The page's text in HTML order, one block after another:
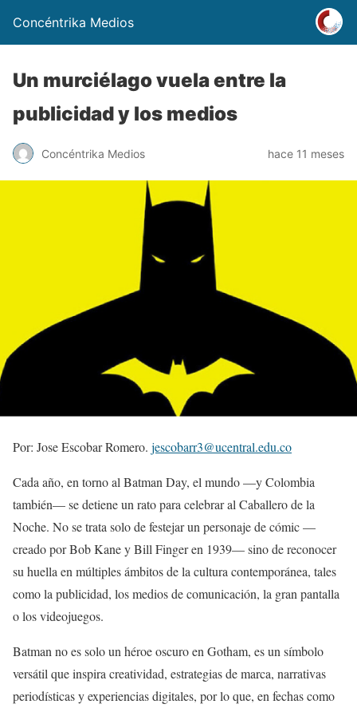
Concéntrika Medios
Un murciélago vuela entre la
publicidad y los medios
Concéntrika Medios hace 11 meses
Por: Jose Escobar Romero. jescobarr3@ucentral.edu.co
Cada año, en torno al Batman Day, el mundo —y Colombia
también— se detiene un rato para celebrar al Caballero de la
Noche. No se trata solo de festejar un personaje de cómic —
creado por Bob Kane y Bill Finger en 1939— sino de reconocer
su huella en múltiples ámbitos de la cultura contemporánea, tales
como la publicidad, los medios de comunicación, la gran pantalla
o los videojuegos.
Batman no es solo un héroe oscuro en Gotham, es un símbolo
versátil que inspira creatividad, estrategias de marca, narrativas
periodísticas y experiencias digitales, por lo que, en fechas como